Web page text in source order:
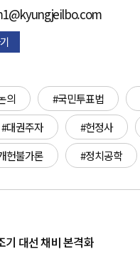
의 #국민투표법
#대권주자 #헌정사
헌불가론 #정치공학
대선 채비 본격화